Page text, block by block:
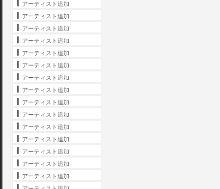
アーティスト追加
アーティスト追加
アーティスト追加
アーティスト追加
アーティスト追加
アーティスト追加
アーティスト追加
アーティスト追加
アーティスト追加
アーティスト追加
アーティスト追加
アーティスト追加
アーティスト追加
アーティスト追加
アーティスト追加